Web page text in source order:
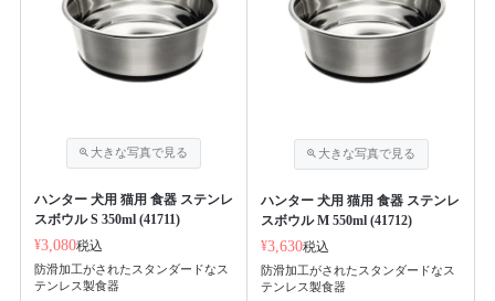
ハンター 犬用 猫用 食器 ステンレ
スボウル S 350ml (41711)
¥3,080税込
防滑加工がされたスタンダードなス
テンレス製食器
ハンター 犬用 猫用 食器 ステンレ
スボウル M 550ml (41712)
¥3,630税込
防滑加工がされたスタンダードなス
テンレス製食器